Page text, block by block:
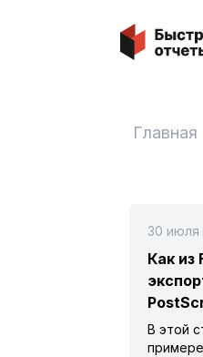
Быстрые
Главная
30 июля
Как из
В этой